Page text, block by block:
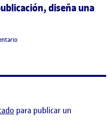
diseña una
para publicar un